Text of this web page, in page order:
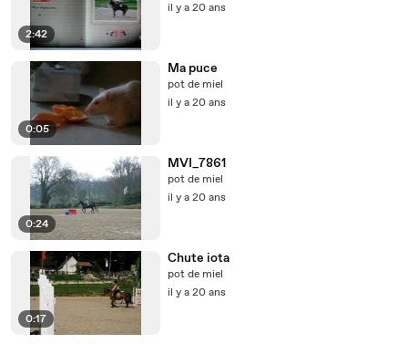
2:42
il y a 20 ans
0:05
Ma puce
pot de miel
il y a 20 ans
0:24
MVI_7861
pot de miel
il y a 20 ans
0:17
Chute iota
pot de miel
il y a 20 ans